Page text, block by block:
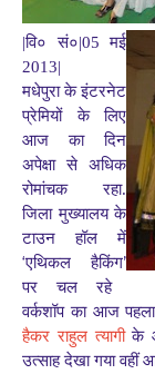
|वि० सं०|05 मई
2013|
मधेपुरा के इंटरनेट
प्रेमियों के लिए
आज का दिन
अपेक्षा से अधिक
रोमांचक रहा.
जिला मुख्यालय के
टाउन हॉल में
‘एथिकल हैकिंग’
पर चल रहे
वर्कशॉप का आज
हैकर राहुल त्यागीके
उत्साह देखा गया वहीं